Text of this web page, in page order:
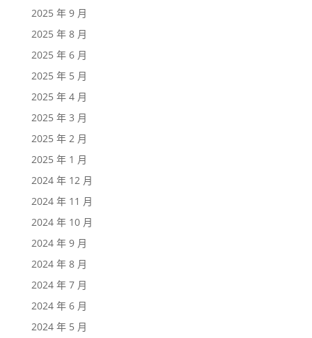
2025 年 9 月
2025 年 8 月
2025 年 6 月
2025 年 5 月
2025 年 4 月
2025 年 3 月
2025 年 2 月
2025 年 1 月
2024 年 12 月
2024 年 11 月
2024 年 10 月
2024 年 9 月
2024 年 8 月
2024 年 7 月
2024 年 6 月
2024 年 5 月